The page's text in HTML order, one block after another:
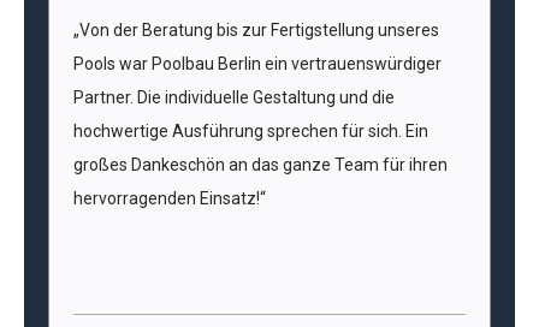
„Von der Beratung bis zur Fertigstellung unseres
Pools war Poolbau Berlin ein vertrauenswürdiger
Partner. Die individuelle Gestaltung und die
hochwertige Ausführung sprechen für sich. Ein
großes Dankeschön an das ganze Team für ihren
hervorragenden Einsatz!“